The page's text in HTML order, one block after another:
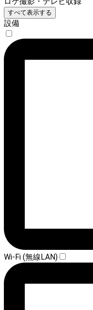
すべて表示する
設備
Wi-Fi (無線LAN)